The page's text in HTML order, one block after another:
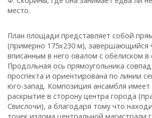
место.
План площади представляет собой
(примерно 175х230 м), завершающийся
вписанным в него овалом с обелиском
Продольная ось прямоугольника
проспекта и ориентирована по линии
юго-запад. Композиция ансамбля
раскрытие в сторону центра города
Свислочи), а благодаря тому что